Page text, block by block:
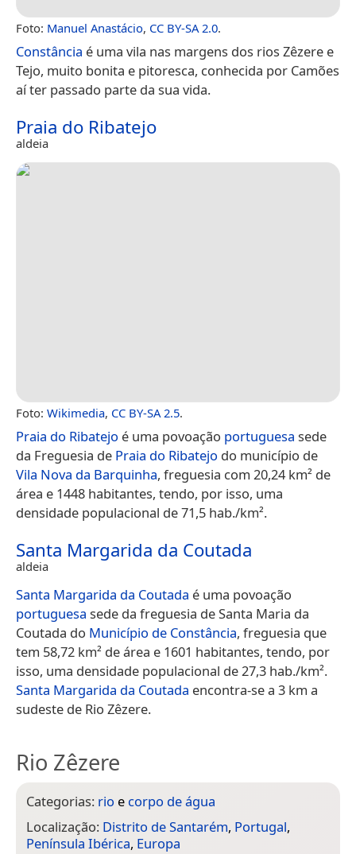
Foto: Manuel Anastácio, CC BY-SA 2.0.
Constância é uma vila nas margens dos rios Zêzere e
Tejo, muito bonita e pitoresca, conhecida por Camões
aí ter passado parte da sua vida.
Praia do Ribatejo
aldeia
Foto: Wikimedia, CC BY-SA 2.5.
Praia do Ribatejo é uma povoação portuguesa sede
da Freguesia de Praia do Ribatejo do município de
Vila Nova da Barquinha, freguesia com 20,24 km² de
área e 1448 habitantes, tendo, por isso, uma
densidade populacional de 71,5 hab./km².
Santa Margarida da Coutada
aldeia
Santa Margarida da Coutada é uma povoação
portuguesa sede da freguesia de Santa Maria da
Coutada do Município de Constância, freguesia que
tem 58,72 km² de área e 1601 habitantes, tendo, por
isso, uma densidade populacional de 27,3 hab./km².
Santa Margarida da Coutada encontra-se a 3 km a
sudeste de Rio Zêzere.
Rio Zêzere
Categorias: rio e corpo de água
Localização: Distrito de Santarém, Portugal,
Península Ibérica, Europa